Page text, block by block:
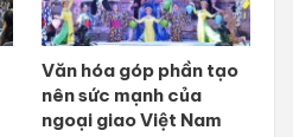
Văn hóa góp phần tạo
nên sức mạnh của
ngoại giao Việt Nam